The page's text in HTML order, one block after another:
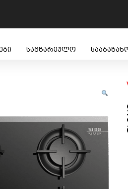
სამზარეულო